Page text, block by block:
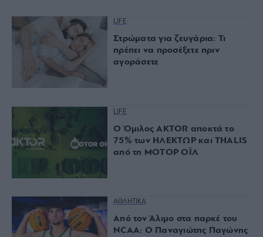
LIFE
Στρώματα για ζευγάρια: Τι
πρέπει να προσέξετε πριν
αγοράσετε
LIFE
Ο Όμιλος AKTOR αποκτά το
75% των ΗΛΕΚΤΩΡ και THALIS
από τη ΜΟΤΟΡ ΟΪΛ
ΑΘΛΗΤΙΚΑ
Από τον Άλιμο στα παρκέ του
NCAA: Ο Παναγιώτης Παγώνης